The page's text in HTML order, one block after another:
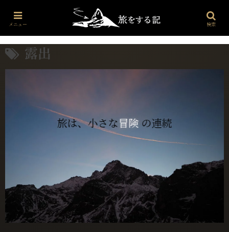
プロフィール 世界・文化・雑学 海外旅行 お問い合わせ
露出
旅は、小さな冒険 の連続
メニュー 検索